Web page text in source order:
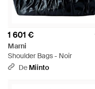
1 601 €
Marni
Shoulder Bags - Noir
De Miinto